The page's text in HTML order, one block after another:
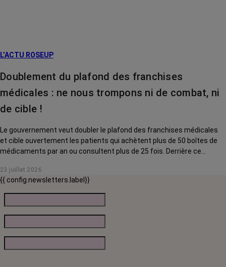
L’ACTU ROSEUP
Doublement du plafond des franchises
médicales : ne nous trompons ni de combat, ni
de cible !
Le gouvernement veut doubler le plafond des franchises médicales
et cible ouvertement les patients qui achètent plus de 50 boîtes de
médicaments par an ou consultent plus de 25 fois. Derrière ce
chroniques, et en premier lieu les personnes touchées par un cancer,
qui vont payer le prix fort. RoseUp alerte : cette mesure ne
responsabilise personne, elle punit des patients qui n'ont pas le choix.
23 juillet 2026
{{ config.newsletters.label}}